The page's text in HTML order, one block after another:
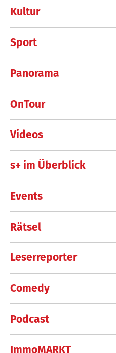
Kultur
Sport
Panorama
OnTour
Videos
s+ im Überblick
Events
Rätsel
Leserreporter
Comedy
Podcast
ImmoMARKT